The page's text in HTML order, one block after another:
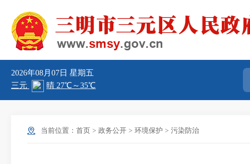
2026年08月07日 星期五
当前位置： 首页 > 政务公开 > 环境保护 > 污染防治